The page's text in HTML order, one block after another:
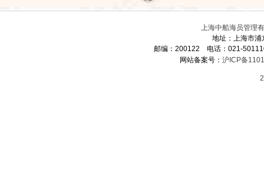
上海中船海员管理
地址：上海市
邮编：200122 电话：021-
网站备案号： 沪ICP备